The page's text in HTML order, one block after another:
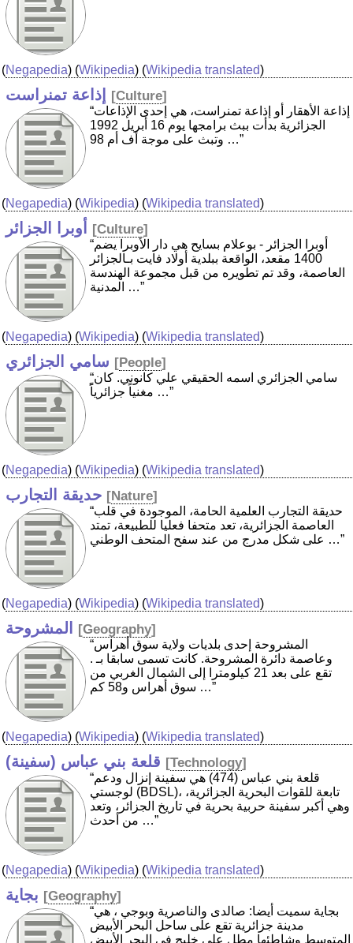
(Negapedia) (Wikipedia) (Wikipedia translated)
إذاعة تمنراست [Culture]
“إذاعة الأهقار أو إذاعة تمنراست، هي إحدى الإذاعات
الجزائرية بدأت ببث برامجها يوم 16 أبريل 1992
وتبث على موجة أف أم 98 …”
(Negapedia) (Wikipedia) (Wikipedia translated)
أوبرا الجزائر [Culture]
“أوبرا الجزائر - بوعلام بسايح هي دار الأوبرا يضم
1400 مقعد، الواقعة ببلدية أولاد فايت بـالجزائر
العاصمة، وقد تم تطويره من قبل مجموعة الهندسة
المدنية …”
(Negapedia) (Wikipedia) (Wikipedia translated)
سامي الجزائري [People]
“سامي الجزائري اسمه الحقيقي علي كانوني. كان
مغنياً جزائرياًً …”
(Negapedia) (Wikipedia) (Wikipedia translated)
حديقة التجارب [Nature]
“حديقة التجارب العلمية الحامة، الموجودة في قلب
العاصمة الجزائرية، تعد متحفا فعليا للطبيعة، تمتد
على شكل مدرج من عند سفح المتحف الوطني …”
(Negapedia) (Wikipedia) (Wikipedia translated)
المشروحة [Geography]
“المشروحة إحدى بلديات ولاية سوق أهراس
وعاصمة دائرة المشروحة. كانت تسمى سابقا بـ ‏.
تقع على بعد 21 كيلومترا إلى الشمال الغربي من
سوق أهراس و58 كم …”
(Negapedia) (Wikipedia) (Wikipedia translated)
قلعة بني عباس (سفينة) [Technology]
“قلعة بني عباس (474) هي سفينة إنزال ودعم
لوجستي (BDSL)، تابعة للقوات البحرية الجزائرية،
وهي أكبر سفينة حربية بحرية في تاريخ الجزائر، وتعد
من أحدث …”
(Negapedia) (Wikipedia) (Wikipedia translated)
بجاية [Geography]
“بجاية سميت أيضا: صالدى والناصرية وبوجي ‏، هي
مدينة جزائرية تقع على ساحل البحر الأبيض
المتوسط وشاطئها مطل على خليج في البحر الأبيض